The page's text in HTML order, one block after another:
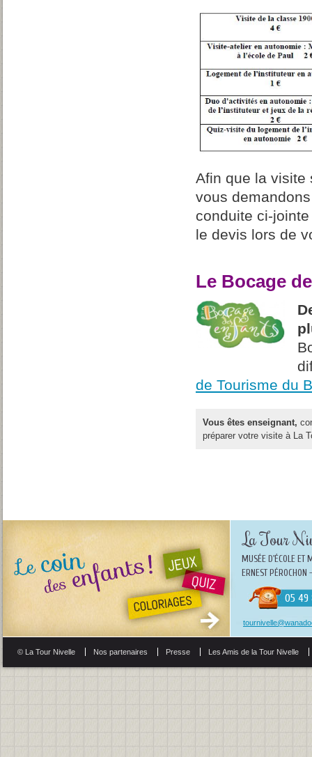
Afin que la visite
vous
conduite ci-
le devis lors de
Le Bocage
de Tourisme du
Vous êtes enseignant,
préparer votre visite à La
La Tour
MUSÉE D'ÉCOLE ET
ERNEST
05 49
© La Tour Nivelle Nos partenaires Presse Les Amis de la Tour Nivelle